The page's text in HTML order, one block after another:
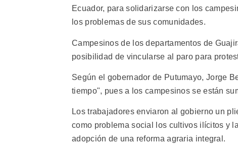
Ecuador, para solidarizarse con los
los problemas de sus comunidades.
Campesinos de los departamentos de
posibilidad de vincularse al paro para
Según el gobernador de Putumayo, Jorge
tiempo", pues a los campesinos se están
Los trabajadores enviaron al gobierno un
como problema social los cultivos ilícitos y
adopción de una reforma agraria integral.